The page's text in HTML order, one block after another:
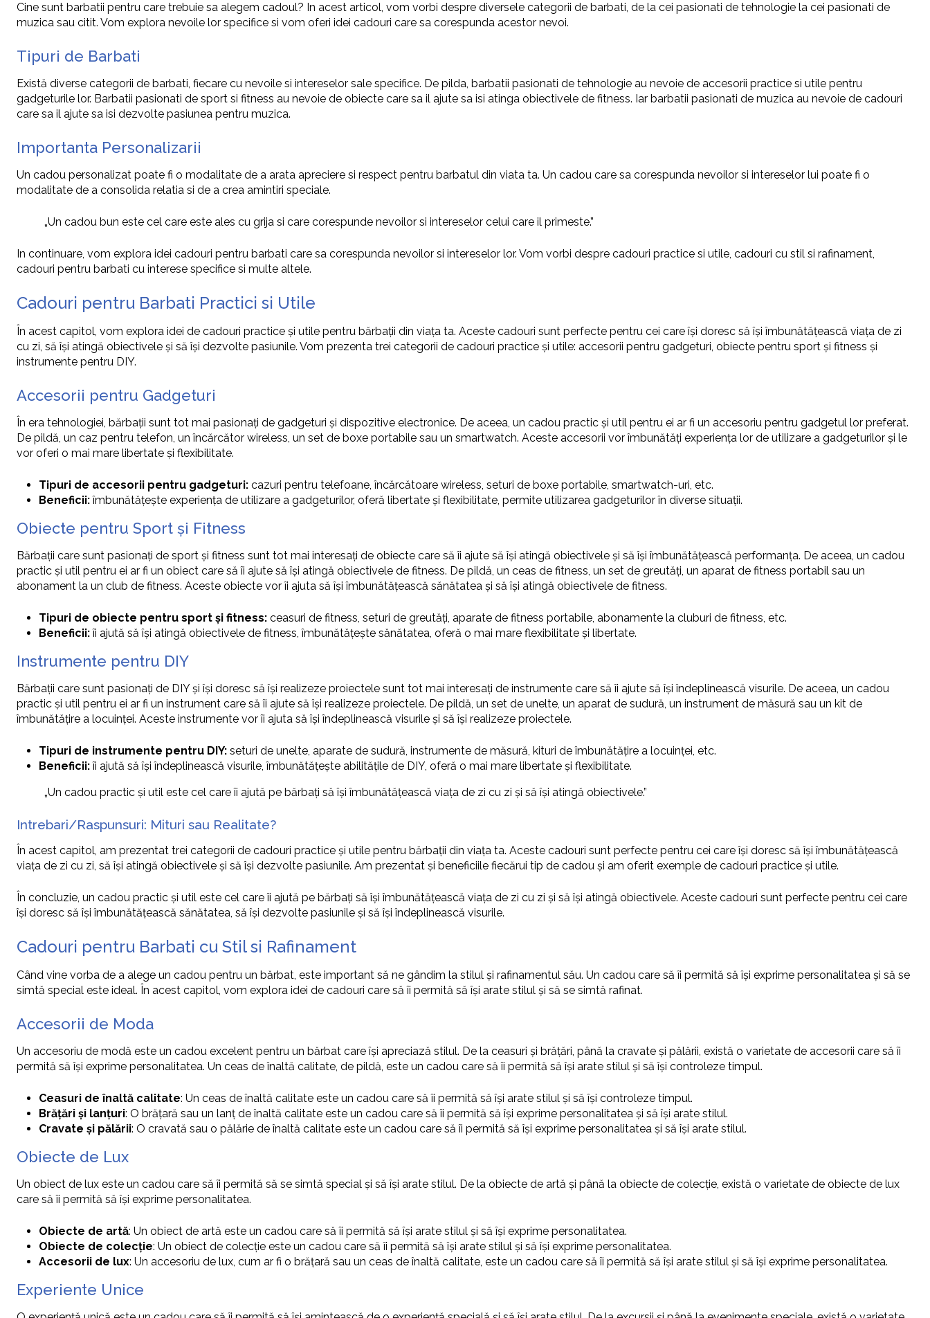
Cine sunt barbatii pentru care trebuie sa alegem cadoul? In acest articol, vom vorbi despre diversele categorii de barbati, de la cei pasionati de tehnologie la cei pasionati de
muzica sau citit. Vom explora nevoile lor specifice si vom oferi idei cadouri care sa corespunda acestor nevoi.
Tipuri de Barbati
Există diverse categorii de barbati, fiecare cu nevoile si intereselor sale specifice. De pilda, barbatii pasionati de tehnologie au nevoie de accesorii practice si utile pentru
gadgeturile lor. Barbatii pasionati de sport si fitness au nevoie de obiecte care sa il ajute sa isi atinga obiectivele de fitness. Iar barbatii pasionati de muzica au nevoie de cadouri
care sa il ajute sa isi dezvolte pasiunea pentru muzica.
Importanta Personalizarii
Un cadou personalizat poate fi o modalitate de a arata apreciere si respect pentru barbatul din viata ta. Un cadou care sa corespunda nevoilor si intereselor lui poate fi o
modalitate de a consolida relatia si de a crea amintiri speciale.
„Un cadou bun este cel care este ales cu grija si care corespunde nevoilor si intereselor celui care il primeste.”
In continuare, vom explora idei cadouri pentru barbati care sa corespunda nevoilor si intereselor lor. Vom vorbi despre cadouri practice si utile, cadouri cu stil si rafinament,
cadouri pentru barbati cu interese specifice si multe altele.
Cadouri pentru Barbati Practici si Utile
În acest capitol, vom explora idei de cadouri practice și utile pentru bărbații din viața ta. Aceste cadouri sunt perfecte pentru cei care își doresc să își îmbunătățească viața de zi
cu zi, să își atingă obiectivele și să își dezvolte pasiunile. Vom prezenta trei categorii de cadouri practice și utile: accesorii pentru gadgeturi, obiecte pentru sport și fitness și
instrumente pentru DIY.
Accesorii pentru Gadgeturi
În era tehnologiei, bărbații sunt tot mai pasionați de gadgeturi și dispozitive electronice. De aceea, un cadou practic și util pentru ei ar fi un accesoriu pentru gadgetul lor preferat.
De pildă, un caz pentru telefon, un încărcător wireless, un set de boxe portabile sau un smartwatch. Aceste accesorii vor îmbunătăți experiența lor de utilizare a gadgeturilor și le
vor oferi o mai mare libertate și flexibilitate.
Tipuri de accesorii pentru gadgeturi: cazuri pentru telefoane, încărcătoare wireless, seturi de boxe portabile, smartwatch-uri, etc.
Beneficii:îmbunătățește experiența de utilizare a gadgeturilor, oferă libertate și flexibilitate, permite utilizarea gadgeturilor în diverse situații.
Obiecte pentru Sport și Fitness
Bărbații care sunt pasionați de sport și fitness sunt tot mai interesați de obiecte care să îi ajute să își atingă obiectivele și să își îmbunătățească performanța. De aceea, un cadou
practic și util pentru ei ar fi un obiect care să îi ajute să își atingă obiectivele de fitness. De pildă, un ceas de fitness, un set de greutăți, un aparat de fitness portabil sau un
abonament la un club de fitness. Aceste obiecte vor îi ajuta să își îmbunătățească sănătatea și să își atingă obiectivele de fitness.
Tipuri de obiecte pentru sport și fitness: ceasuri de fitness, seturi de greutăți, aparate de fitness portabile, abonamente la cluburi de fitness, etc.
Beneficii:îi ajută să își atingă obiectivele de fitness, îmbunătățește sănătatea, oferă o mai mare flexibilitate și libertate.
Instrumente pentru DIY
Bărbații care sunt pasionați de DIY și își doresc să își realizeze proiectele sunt tot mai interesați de instrumente care să îi ajute să își îndeplinească visurile. De aceea, un cadou
practic și util pentru ei ar fi un instrument care să îi ajute să își realizeze proiectele. De pildă, un set de unelte, un aparat de sudură, un instrument de măsură sau un kit de
îmbunătățire a locuinței. Aceste instrumente vor îi ajuta să își îndeplinească visurile și să își realizeze proiectele.
Tipuri de instrumente pentru DIY: seturi de unelte, aparate de sudură, instrumente de măsură, kituri de îmbunătățire a locuinței, etc.
Beneficii:îi ajută să își îndeplinească visurile, îmbunătățește abilitățile de DIY, oferă o mai mare libertate și flexibilitate.
„Un cadou practic și util este cel care îi ajută pe bărbați să își îmbunătățească viața de zi cu zi și să își atingă obiectivele.”
Intrebari/Raspunsuri: Mituri sau Realitate?
În acest capitol, am prezentat trei categorii de cadouri practice și utile pentru bărbații din viața ta. Aceste cadouri sunt perfecte pentru cei care își doresc să își îmbunătățească
viața de zi cu zi, să își atingă obiectivele și să își dezvolte pasiunile. Am prezentat și beneficiile fiecărui tip de cadou și am oferit exemple de cadouri practice și utile.
În concluzie, un cadou practic și util este cel care îi ajută pe bărbați să își îmbunătățească viața de zi cu zi și să își atingă obiectivele. Aceste cadouri sunt perfecte pentru cei care
își doresc să își îmbunătățească sănătatea, să își dezvolte pasiunile și să își îndeplinească visurile.
Cadouri pentru Barbati cu Stil si Rafinament
Când vine vorba de a alege un cadou pentru un bărbat, este important să ne gândim la stilul și rafinamentul său. Un cadou care să îi permită să își exprime personalitatea și să se
simtă special este ideal. În acest capitol, vom explora idei de cadouri care să îi permită să își arate stilul și să se simtă rafinat.
Accesorii de Moda
Un accesoriu de modă este un cadou excelent pentru un bărbat care își apreciază stilul. De la ceasuri și brățări, până la cravate și pălării, există o varietate de accesorii care să îi
permită să își exprime personalitatea. Un ceas de înaltă calitate, de pildă, este un cadou care să îi permită să își arate stilul și să își controleze timpul.
Ceasuri de înaltă calitate: Un ceas de înaltă calitate este un cadou care să îi permită să își arate stilul și să își controleze timpul.
Brățări și lanțuri: O brățară sau un lanț de înaltă calitate este un cadou care să îi permită să își exprime personalitatea și să își arate stilul.
Cravate și pălării: O cravată sau o pălărie de înaltă calitate este un cadou care să îi permită să își exprime personalitatea și să își arate stilul.
Obiecte de Lux
Un obiect de lux este un cadou care să îi permită să se simtă special și să își arate stilul. De la obiecte de artă și până la obiecte de colecție, există o varietate de obiecte de lux
care să îi permită să își exprime personalitatea.
Obiecte de artă: Un obiect de artă este un cadou care să îi permită să își arate stilul și să își exprime personalitatea.
Obiecte de colecție: Un obiect de colecție este un cadou care să îi permită să își arate stilul și să își exprime personalitatea.
Accesorii de lux: Un accesoriu de lux, cum ar fi o brățară sau un ceas de înaltă calitate, este un cadou care să îi permită să își arate stilul și să își exprime personalitatea.
Experiente Unice